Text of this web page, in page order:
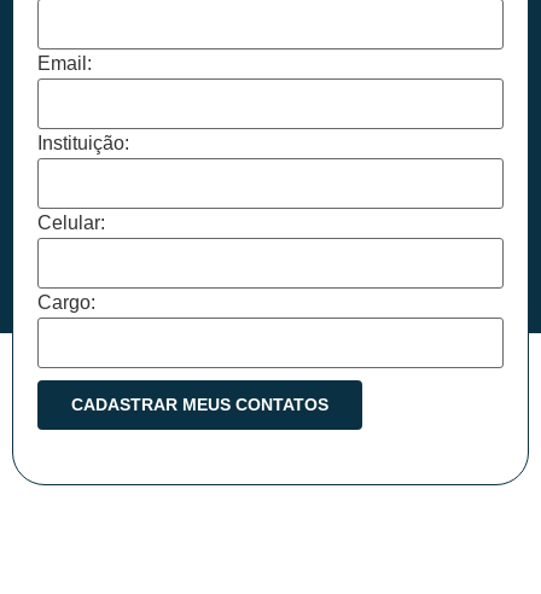
Email:
Instituição:
Celular:
Cargo: